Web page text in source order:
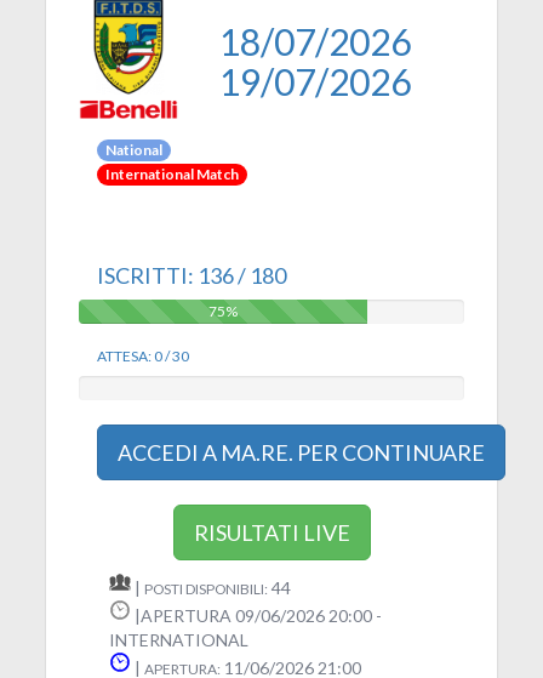
National
International Match
18/07/2026
19/07/2026
ISCRITTI: 136 / 180
75%
75%
ATTESA: 0 / 30
ACCEDI A MA.RE. PER CONTINUARE
RISULTATI LIVE
| POSTI DISPONIBILI: 44
|APERTURA 09/06/2026 20:00 -
INTERNATIONAL
|APERTURA: 11/06/2026 21:00